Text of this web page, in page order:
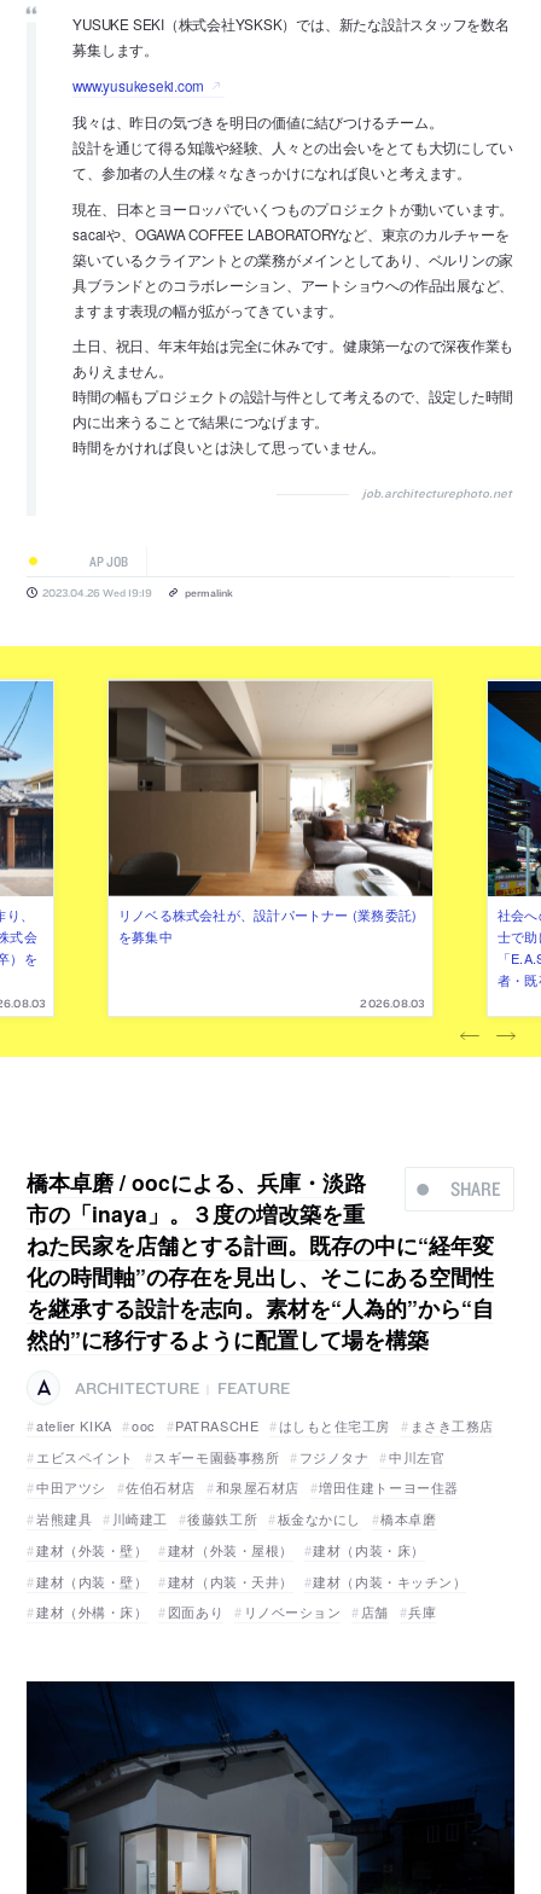
YUSUKE SEKI（株式会社YSKSK）では、新たな設計スタッフを数名
募集します。
www.yusukeseki.com
我々は、昨日の気づきを明日の価値に結びつけるチーム。
設計を通じて得る知識や経験、人々との出会いをとても大切にしてい
て、参加者の人生の様々なきっかけになれば良いと考えます。
現在、日本とヨーロッパでいくつものプロジェクトが動いています。
sacaiや、OGAWA COFFEE LABORATORYなど、東京のカルチャーを
築いているクライアントとの業務がメインとしてあり、ベルリンの家
具ブランドとのコラボレーション、アートショウへの作品出展など、
ますます表現の幅が拡がってきています。
土日、祝日、年末年始は完全に休みです。健康第一なので深夜作業も
ありえません。
時間の幅もプロジェクトの設計与件として考えるので、設定した時間
内に出来うることで結果につなげます。
時間をかければ良いとは決して思っていません。
job.architecturephoto.net
AP JOB
2023.04.26 Wed 19:19 permalink
、
式会
）を
リノベる株式会社が、設計パートナー (業務委託)
を募集中
2026.08.03
社会
士で
「
者・
SHARE
橋本卓磨 / oocによる、兵庫・淡路
市の「inaya」。３度の増改築を重
ねた民家を店舗とする計画。既存の中に“経年変
化の時間軸”の存在を見出し、そこにある空間性
を継承する設計を志向。素材を“人為的”から“自
然的”に移行するように配置して場を構築
ARCHITECTURE
FEATURE
atelier KIKA
ooc PATRASCHE はしもと住宅工房
まさき工務店
エビスペイント
スギーモ園藝事務所 フジノタナ
中川左官
中田アツシ
佐伯石材店 和泉屋石材店
増田住建トーヨー住器
岩熊建具
川崎建工 後藤鉄工所 板金なかにし
橋本卓磨
建材（外装・壁）
建材（外装・屋根）
建材（内装・床）
建材（内装・壁）
建材（内装・天井）
建材（内装・キッチン）
建材（外構・床）
図面あり リノベーション 店舗 兵庫